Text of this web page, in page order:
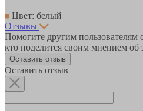
Цвет: белый
Отзывы
Помогите другим
кто поделится своим мнением об
Оставить отзыв
Оставить отзыв